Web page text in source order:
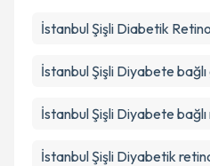
İstanbul Şişli Diabetik
İstanbul Şişli Diyabete bağlı
İstanbul Şişli Diyabete
İstanbul Şişli Diyabetik